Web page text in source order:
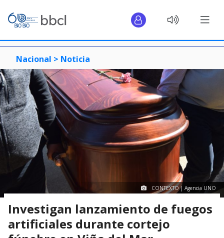
Nacional > Noticia
CONTEXTO | Agencia UNO
Investigan lanzamiento de fuegos
artificiales durante cortejo